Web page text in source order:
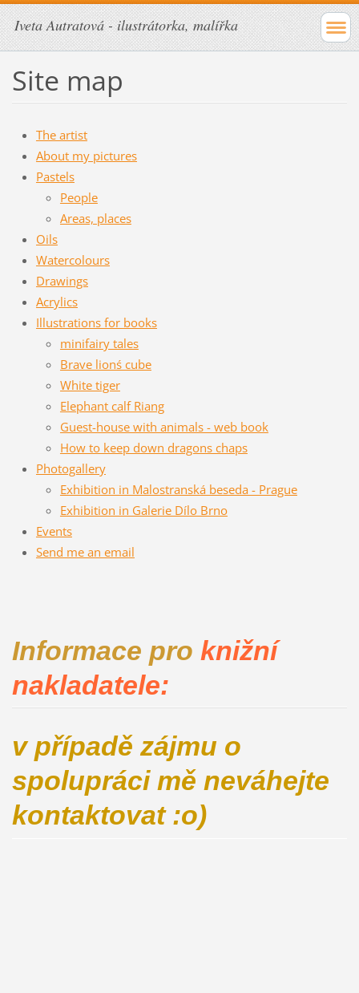
Iveta Autratová - ilustrátorka, malířka
Site map
The artist
About my pictures
Pastels
People
Areas, places
Oils
Watercolours
Drawings
Acrylics
Illustrations for books
minifairy tales
Brave lionś cube
White tiger
Elephant calf Riang
Guest-house with animals - web book
How to keep down dragons chaps
Photogallery
Exhibition in Malostranská beseda - Prague
Exhibition in Galerie Dílo Brno
Events
Send me an email
Informace pro knižní
nakladatele:
v případě zájmu o
spolupráci mě neváhejte
kontaktovat :o)